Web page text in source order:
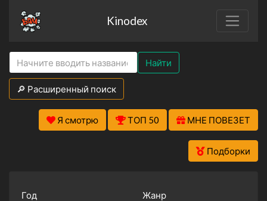
Kinodex
Найти
🔎 Расширенный поиск
Я смотрю ТОП 50 МНЕ ПОВЕЗЕТ
Подборки
Год Жанр